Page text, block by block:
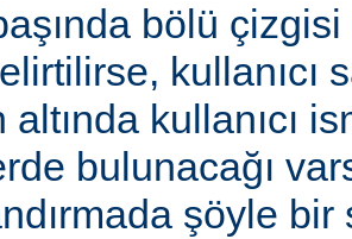
bölü
kullanıcı
kullanıcı
bulunacağı
şöyle bir